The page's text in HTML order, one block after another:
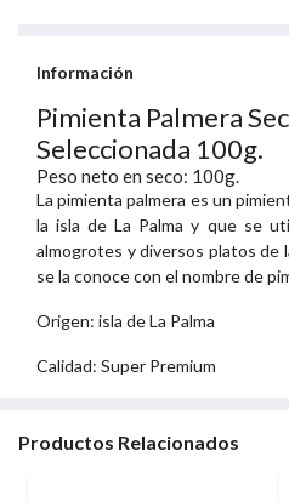
Información
Pimienta Palmera
Seleccionada 100g.
Peso neto en seco: 100g.
La pimienta palmera es un
la isla de La Palma y que se
almogrotes y diversos platos de
se la conoce con el nombre de
Origen: isla de La Palma
Calidad: Super Premium
Productos Relacionados